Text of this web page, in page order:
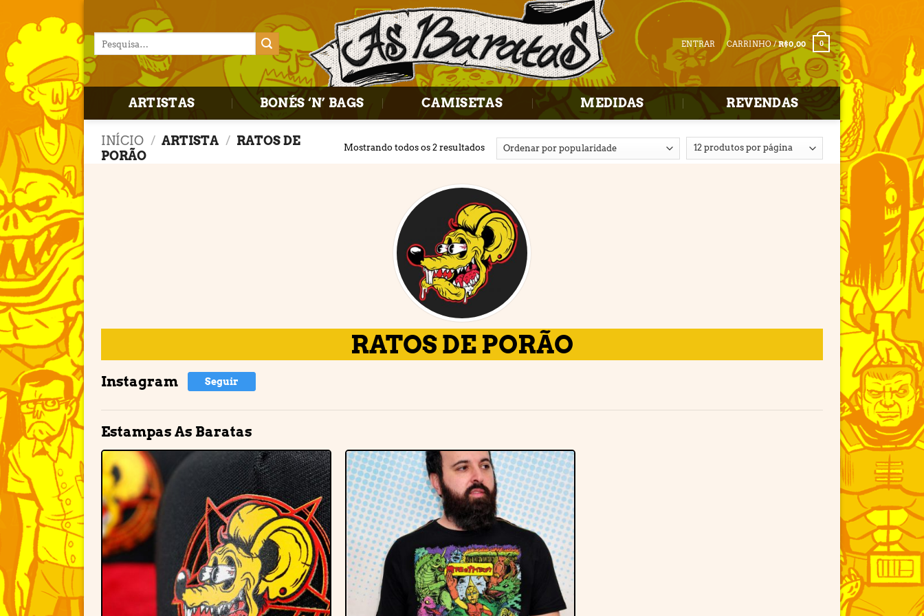
content
Pesquisar
ENTRAR CARRINHO /R$0,00 0
ARTISTAS BONÉS ‘N’ BAGS CAMISETAS MEDIDAS REVENDAS
INÍCIO / ARTISTA / RATOS DE
PORÃO
Mostrando todos os 2 resultados
RATOS DE PORÃO
Instagram Seguir
Estampas As Baratas
Adicionar
à lista de
desejos
Adicionar
à lista de
desejos